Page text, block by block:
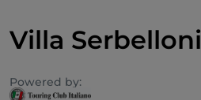
Villa Serbelloni
Powered by: